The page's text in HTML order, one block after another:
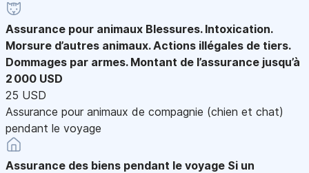
Assurance pour animaux Blessures. Intoxication.
Morsure d’autres animaux. Actions illégales de tiers.
Dommages par armes. Montant de l’assurance jusqu’à
2 000 USD
25 USD
Assurance pour animaux de compagnie (chien et chat)
pendant le voyage
Assurance des biens pendant le voyage Si un